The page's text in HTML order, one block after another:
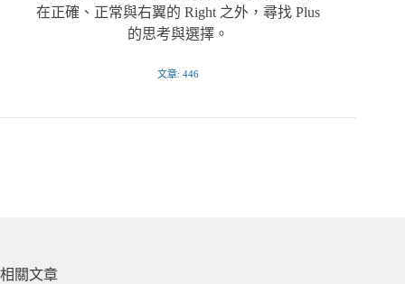
在正確、正常與右翼的 Right 之外，尋找 Plus
的思考與選擇。
文章: 446
相關文章